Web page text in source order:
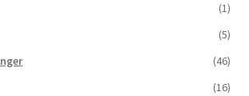
(1)
(5)
(46)
(16)